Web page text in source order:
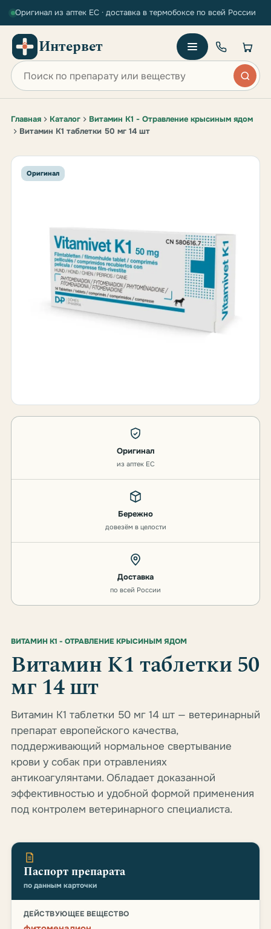
Оригинал из аптек ЕС · доставка в термобоксе по всей России
Интервет
Поиск по сайту
Главная Каталог
Витамин К1 - Отравление крысиным ядом
Витамин К1 таблетки 50 мг 14 шт
Оригинал
Оригинал
из аптек ЕС
Бережно
довезём в целости
Доставка
по всей России
ВИТАМИН К1 - ОТРАВЛЕНИЕ КРЫСИНЫМ ЯДОМ
Витамин К1 таблетки 50
мг 14 шт
Витамин К1 таблетки 50 мг 14 шт — ветеринарный
препарат европейского качества,
поддерживающий нормальное свертывание
крови у собак при отравлениях
антикоагулянтами. Обладает доказанной
эффективностью и удобной формой применения
под контролем ветеринарного специалиста.
Паспорт препарата
по данным карточки
ДЕЙСТВУЮЩЕЕ ВЕЩЕСТВО